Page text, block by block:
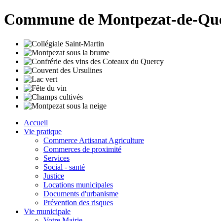
Commune de Montpezat-de-
Accueil
Vie pratique
Commerce Artisanat Agriculture
Commerces de proximité
Services
Social - santé
Justice
Locations municipales
Documents d'urbanisme
Prévention des risques
Vie municipale